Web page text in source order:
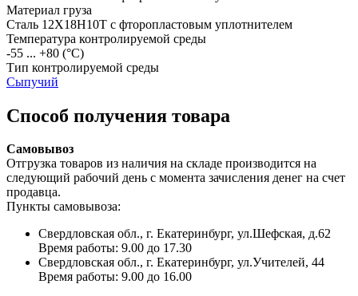
Материал груза
Сталь 12Х18Н10Т с фторопластовым уплотнителем
Температура контролируемой среды
-55 ... +80 (°С)
Тип контролируемой среды
Сыпучий
Способ получения товара
Самовывоз
Отгрузка товаров из наличия на складе производится на
следующий рабочий день с момента зачисления денег на счет
продавца.
Пункты самовывоза:
Свердловская обл., г. Екатеринбург, ул.Шефская, д.62
Время работы: 9.00 до 17.30
Свердловская обл., г. Екатеринбург, ул.Учителей, 44
Время работы: 9.00 до 16.00